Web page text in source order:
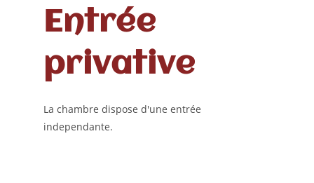
Entrée
privative
La chambre dispose d'une entrée
independante.